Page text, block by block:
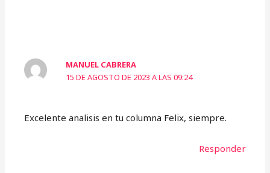
MANUEL CABRERA
15 DE AGOSTO DE 2023 A LAS 09:24
Excelente analisis en tu columna Felix, siempre.
Responder